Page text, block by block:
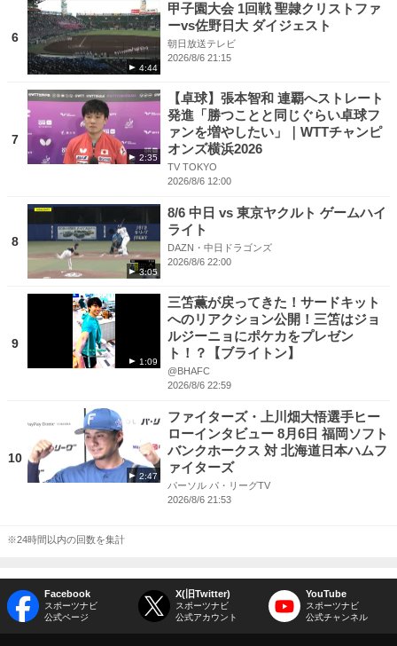
6
4:44
甲子園大会 1回戦 聖隷クリストファ
ーvs佐野日大 ダイジェスト
朝日放送テレビ
2026/8/6 21:15
7
2:35
【卓球】張本智和 連覇へストレート
発進「勝つことと同じぐらい卓球フ
ァンを増やしたい」｜WTTチャンピ
オンズ横浜2026
TV TOKYO
2026/8/6 12:00
8
3:05
8/6 中日 vs 東京ヤクルト ゲームハイ
ライト
DAZN・中日ドラゴンズ
2026/8/6 22:00
9
1:09
三笘薫が戻ってきた！サードキット
へのリアクション公開！三笘はジョ
ルジーニョにポケカをプレゼン
ト！？【ブライトン】
@BHAFC
2026/8/6 22:59
10
2:47
ファイターズ・上川畑大悟選手ヒー
ローインタビュー 8月6日 福岡ソフト
バンクホークス 対 北海道日本ハムフ
ァイターズ
パーソル パ・リーグTV
2026/8/6 21:53
※24時間以内の回数を集計
Facebook
スポーツナビ
公式ページ
X(旧Twitter)
スポーツナビ
公式アカウント
YouTube
スポーツナビ
公式チャンネル